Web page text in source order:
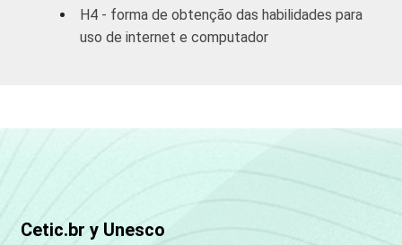
R$500
7,24 7,67
H4 - forma de obtenção das habilidades para
uso de internet e computador
Cetic.br y Unesco